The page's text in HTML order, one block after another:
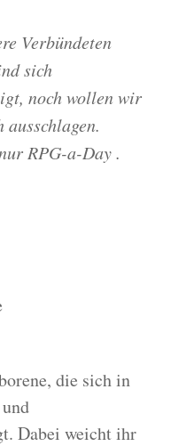
Verbündeten
sich
noch wollen wir
RPG-a-Day .
die sich in
Dabei weicht ihr